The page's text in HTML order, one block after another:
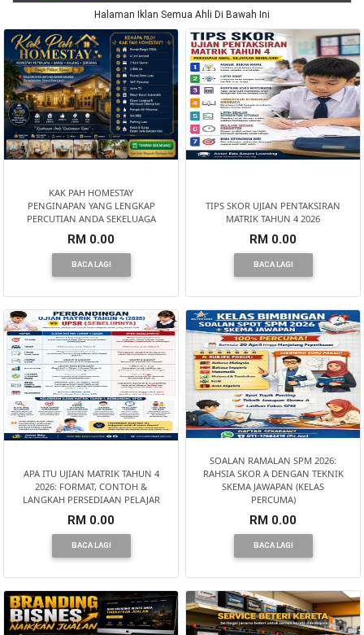
Halaman Iklan Semua Ahli Di Bawah Ini
KAK PAH HOMESTAY
PENGINAPAN YANG LENGKAP
PERCUTIAN ANDA SEKELUAGA
RM 0.00
BACA LAGI
TIPS SKOR UJIAN PENTAKSIRAN
MATRIK TAHUN 4 2026
RM 0.00
BACA LAGI
APA ITU UJIAN MATRIK TAHUN 4
2026: FORMAT, CONTOH &
LANGKAH PERSEDIAAN PELAJAR
RM 0.00
BACA LAGI
SOALAN RAMALAN SPM 2026:
RAHSIA SKOR A DENGAN TEKNIK
SKEMA JAWAPAN (KELAS
PERCUMA)
RM 0.00
BACA LAGI
DIGITAL(29)
MAKANAN(25)
PERNIAGAAN(41)
KENDERAAN(6)
ELEKTRONIK(5)
SUKAN/HOBI(2)
PERCUTIAN
&
PELANCONGAN(1)
RUMAH
BARANG
PERIBADI(4)
PEKERJAAN(0)
SERVIS(17)